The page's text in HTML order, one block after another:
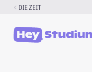
Zum
springen
DIE ZEIT